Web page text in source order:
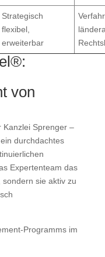
Strategisch
flexibel,
erweiterbar
von
Sprenger –
durchdachtes
Expertenteam das
sie aktiv zu
Programms im